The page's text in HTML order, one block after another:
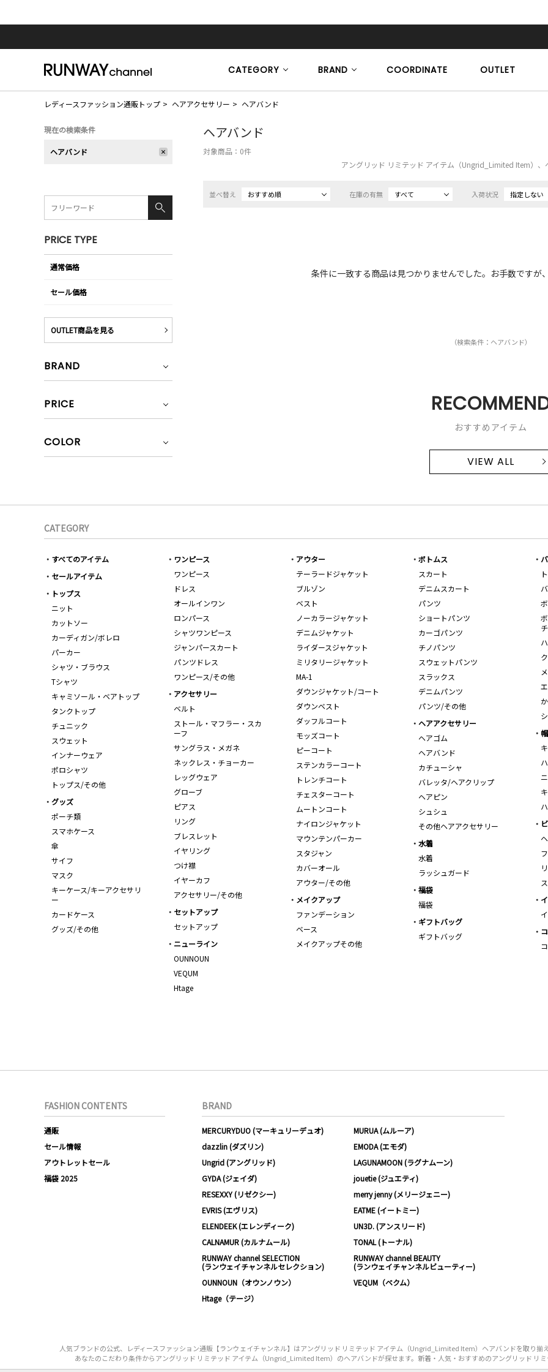
CATEGORY BRAND COORDINATE OUTLET
レディースファッション通販トップ ヘアアクセサリー ヘアバンド
ヘアバンド
対象商品： 0件
アングリッド リミテッド アイテム（Ungrid_Limited Item）
並べ替え おすすめ順 在庫の有無 すべて 入荷状況 指定しない
条件に一致する商品は見つかりませんでした。お手数ですが
（検索条件：ヘアバンド）
おすすめアイテム
VIEW ALL
現在の検索条件
ヘアバンド
PRICE TYPE
通常価格
セール価格
OUTLET商品を見る
BRAND
PRICE
COLOR
CATEGORY
すべてのアイテム
セールアイテム
トップス
ニット
カットソー
カーディガン/ボレロ
パーカー
シャツ・ブラウス
Tシャツ
キャミソール・ベアトップ
タンクトップ
チュニック
スウェット
インナーウェア
ポロシャツ
トップス/その他
ワンピース
ワンピース
ドレス
オールインワン
ロンパース
シャツワンピース
ジャンパースカート
パンツドレス
ワンピース/その他
アウター
テーラードジャケット
ブルゾン
ベスト
ノーカラージャケット
デニムジャケット
ライダースジャケット
ミリタリージャケット
MA-1
ダウンジャケット/コート
ダウンベスト
ダッフルコート
モッズコート
ピーコート
ステンカラーコート
トレンチコート
チェスターコート
ムートンコート
ナイロンジャケット
マウンテンパーカー
スタジャン
カバーオール
アウター/その他
ボトムス
スカート
デニムスカート
パンツ
ショートパンツ
カーゴパンツ
チノパンツ
スウェットパンツ
スラックス
デニムパンツ
パンツ/その他
チ
アクセサリー
ベルト
ストール・マフラー・スカ
ーフ
サングラス・メガネ
ネックレス・チョーカー
レッグウェア
グローブ
ピアス
リング
ブレスレット
イヤリング
つけ襟
イヤーカフ
アクセサリー/その他
ヘアアクセサリー
ヘアゴム
ヘアバンド
カチューシャ
バレッタ/ヘアクリップ
ヘアピン
シュシュ
その他ヘアアクセサリー
グッズ
ポーチ類
スマホケース
傘
サイフ
マスク
キーケース/キーアクセサリ
ー
カードケース
グッズ/その他
水着
水着
ラッシュガード
福袋
福袋
メイクアップ
ファンデーション
ベース
メイクアップその他
セットアップ
セットアップ
ギフトバッグ
ギフトバッグ
ニューライン
OUNNOUN
VEQUM
Htage
FASHION CONTENTS
通販
セール情報
アウトレットセール
福袋 2025
BRAND
MERCURYDUO (マーキュリーデュオ)
MURUA (ムルーア)
dazzlin (ダズリン)
EMODA (エモダ)
Ungrid (アングリッド)
LAGUNAMOON (ラグナムーン)
GYDA (ジェイダ)
jouetie (ジュエティ)
RESEXXY (リゼクシー)
merry jenny (メリージェニー)
EVRIS (エヴリス)
EATME (イートミー)
ELENDEEK (エレンディーク)
UN3D. (アンスリード)
CALNAMUR (カルナムール)
TONAL (トーナル)
RUNWAY channel SELECTION
(ランウェイチャンネルセレクション)
RUNWAY channel BEAUTY
(ランウェイチャンネルビューティー)
OUNNOUN（オウンノウン）
VEQUM（ベクム）
Htage（テージ）
人気ブランドの公式、レディースファッション通販【ランウェイチャンネル】はアングリッド リミテッド アイテム（Ungrid_Limited Item）ヘアバンドを取り
あなたのこだわり条件からアングリッド リミテッド アイテム（Ungrid_Limited Item）のヘアバンドが探せます。新着・人気・おすすめのアングリッド